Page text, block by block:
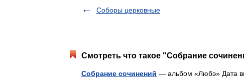
Соборы церковные
Смотреть что такое "Собрание
Собрание сочинений — альбом «Любэ» Дата